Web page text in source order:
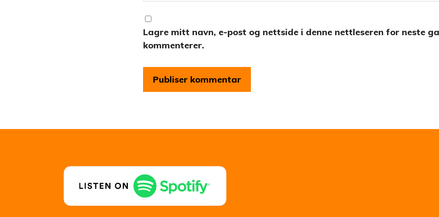
Lagre mitt navn, e-post og nettside i denne nettleseren for neste
kommenterer.